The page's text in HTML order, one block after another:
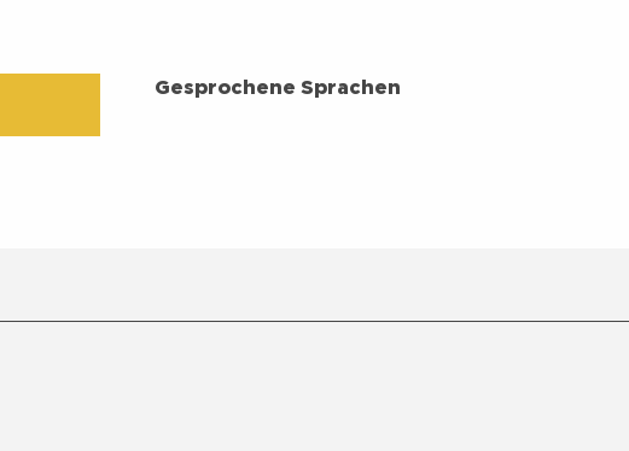
GESPROCHENE SPRACHEN
Gesprochene Sprachen